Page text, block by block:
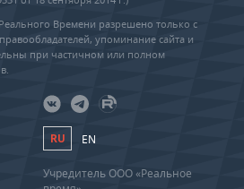
Времени разрешено только с
упоминание сайта и
при частичном или полном
RU EN
Учредитель ООО «Реальное